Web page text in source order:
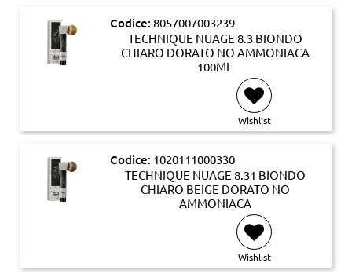
Codice: 8057007003239
TECHNIQUE NUAGE 8.3 BIONDO
CHIARO DORATO NO AMMONIACA
100ML
Wishlist
Codice: 1020111000330
TECHNIQUE NUAGE 8.31 BIONDO
CHIARO BEIGE DORATO NO
AMMONIACA
Wishlist